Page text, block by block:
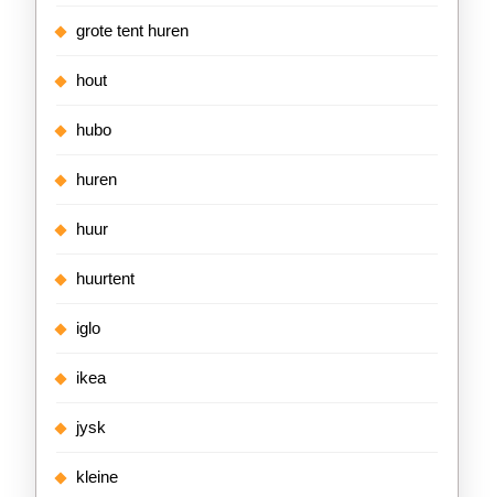
grote tent huren
hout
hubo
huren
huur
huurtent
iglo
ikea
jysk
kleine